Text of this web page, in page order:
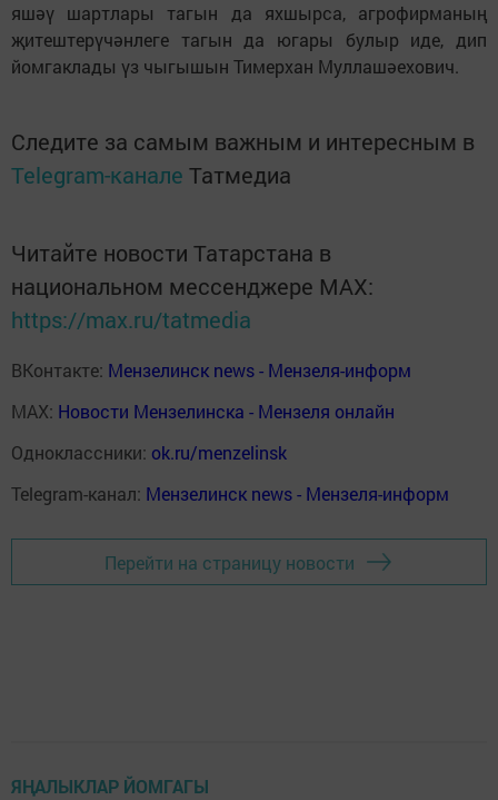
яшәү шартлары тагын да яхшырса, агрофирманың
җитештерүчәнлеге тагын да югары булыр иде, дип
йомгаклады үз чыгышын Тимерхан Муллашәехович.
Следите за самым важным и интересным в
Telegram-канале Татмедиа
Читайте новости Татарстана в
национальном мессенджере MАХ:
https://max.ru/tatmedia
ВКонтакте: Мензелинск news - Мензеля-информ
MAX: Новости Мензелинска - Мензеля онлайн
Одноклассники: ok.ru/menzelinsk
Telegram-канал: Мензелинск news - Мензеля-информ
Перейти на страницу новости
ЯҢАЛЫКЛАР ЙОМГАГЫ